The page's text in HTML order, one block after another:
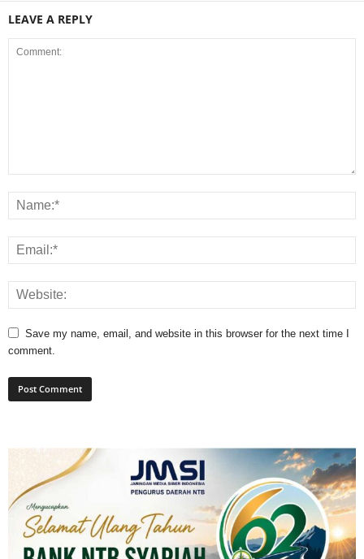
LEAVE A REPLY
Save my name, email, and website in this browser for the next time I
comment.